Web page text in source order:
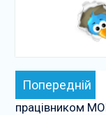
Навігація
записів
Попередній
працівником